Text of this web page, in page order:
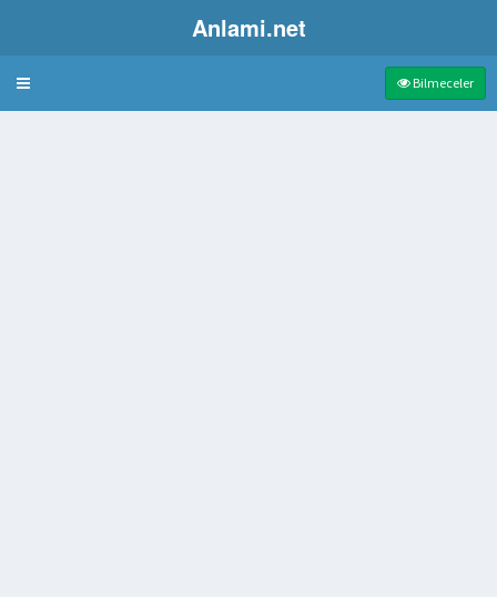
Anlami.net
Bulmaca Bilmeceler